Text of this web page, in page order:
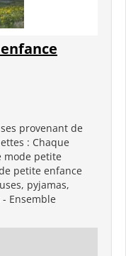
provenant de
: Chaque
mode petite
petite enfance
pyjamas,
Ensemble